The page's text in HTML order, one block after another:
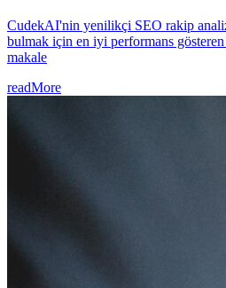
CudekAI'nin yenilikçi SEO rakip analiz
bulmak için en iyi performans gösteren
makale
readMore